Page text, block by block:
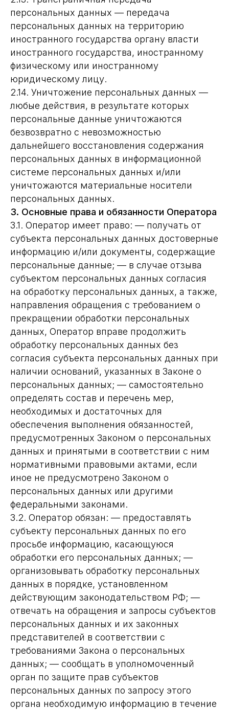
персональных данных — передача
персональных данных на территорию
иностранного государства органу власти
иностранного государства, иностранному
физическому или иностранному
юридическому лицу.
2.14. Уничтожение персональных данных —
любые действия, в результате которых
персональные данные уничтожаются
безвозвратно с невозможностью
дальнейшего восстановления содержания
персональных данных в информационной
системе персональных данных и/или
уничтожаются материальные носители
персональных данных.
3. Основные права и обязанности Оператора
3.1. Оператор имеет право: — получать от
субъекта персональных данных достоверные
информацию и/или документы, содержащие
персональные данные; — в случае отзыва
субъектом персональных данных согласия
на обработку персональных данных, а также,
направления обращения с требованием о
прекращении обработки персональных
данных, Оператор вправе продолжить
обработку персональных данных без
согласия субъекта персональных данных при
наличии оснований, указанных в Законе о
персональных данных; — самостоятельно
определять состав и перечень мер,
необходимых и достаточных для
обеспечения выполнения обязанностей,
предусмотренных Законом о персональных
данных и принятыми в соответствии с ним
нормативными правовыми актами, если
иное не предусмотрено Законом о
персональных данных или другими
федеральными законами.
3.2. Оператор обязан: — предоставлять
субъекту персональных данных по его
просьбе информацию, касающуюся
обработки его персональных данных; —
организовывать обработку персональных
данных в порядке, установленном
действующим законодательством РФ; —
отвечать на обращения и запросы субъектов
персональных данных и их законных
представителей в соответствии с
требованиями Закона о персональных
данных; — сообщать в уполномоченный
орган по защите прав субъектов
персональных данных по запросу этого
органа необходимую информацию в течение